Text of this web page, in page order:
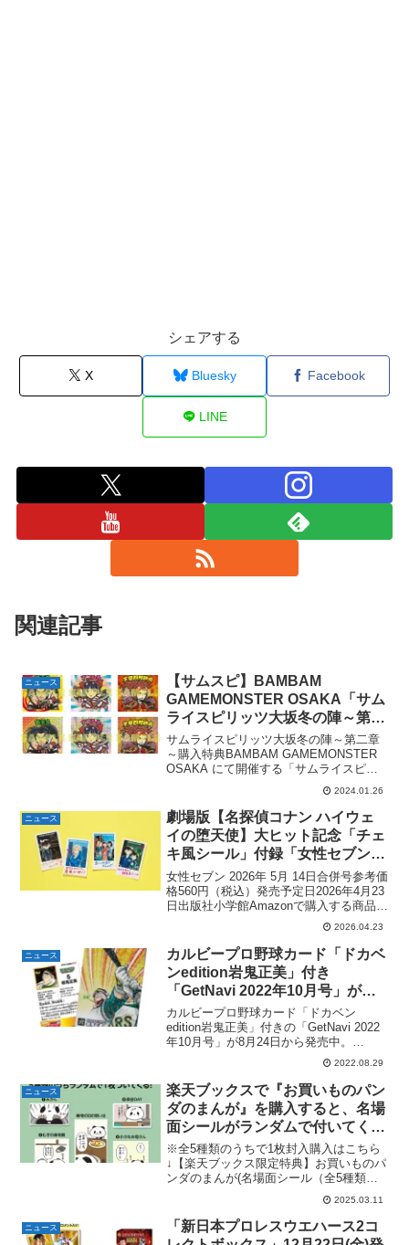
シェアする
X Bluesky Facebook
LINE
関連記事
ニュース
【サムスピ】BAMBAM
GAMEMONSTER OSAKA「サム
ライスピリッツ大坂冬の陣～第二
章～」で3,000円以上購入すると
グリーンハウス描き下ろし［覇王
丸］［ナコルル］［天草四郎時］
特製シール（全6種）が1枚もらえ
る。全6種。
サムライスピリッツ大坂冬の陣～第二章
～購入特典BAMBAM GAMEMONSTER
OSAKA にて開催する「サムライスピリ
ッツ大坂冬の陣～第二章～」にて、会期
中店内商品を¥3,000（税込）以上ご購入
毎にランダムであのシールで有名なグリ
ー...
2024.01.26
ニュース
劇場版【名探偵コナン ハイウェ
イの堕天使】大ヒット記念「チェ
キ風シール」付録「女性セブン
2026年 5月 14日合併号」が発
売。
女性セブン 2026年 5月 14日合併号参考価
格560円（税込）発売予定日2026年4月23
日出版社小学館Amazonで購入する商品解
説公開中の劇場版『名探偵コナン ハイウ
ェイの堕天使』の大ヒットを記念して
「チェキ風シール」が女性セブンに...
2026.04.23
ニュース
カルビープロ野球カード「ドカベ
ンedition岩鬼正美」付き
「GetNavi 2022年10月号」が発
売中。
カルビープロ野球カード「ドカベン
edition岩鬼正美」付きの「GetNavi 2022
年10月号」が8月24日から発売中。
Amazonで「GetNavi 2022年10月号」を
見る▶︎GetNavi 2022年10月号760円（税
込）20...
2022.08.29
ニュース
楽天ブックスで『お買いものパン
ダのまんが』を購入すると、名場
面シールがランダムで付いてく
る。全5種。
※全5種類のうちで1枚封入購入はこちら
↓【楽天ブックス限定特典】お買いものパ
ンダのまんが(名場面シール（全5種類の
うち1... 楽天で購入 アニメ「お買いもの
パンダ！」も2025年3月10日現在、
TOKYO MXにて大好評放送中。
2025.03.11
ニュース
「新日本プロレスウエハース2コ